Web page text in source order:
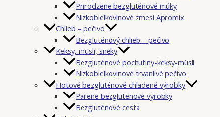
Prirodzene bezgluténové múky
Nízkobielkovinové zmesi Apromix
Chlieb – pečivo
Bezgluténový chlieb – pečivo
Keksy, müsli, sneky
Bezgluténové pochutiny-keksy-müsli
Nízkobielkovinové trvanlivé pečivo
Hotové bezgluténové chladené výrobky
Parené bezgluténové výrobky
Bezgluténové cestá